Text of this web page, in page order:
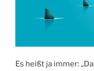
Es heißt ja immer: